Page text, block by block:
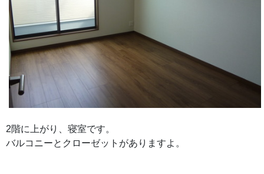
2階に上がり、寝室です。
バルコニーとクローゼットがありますよ。